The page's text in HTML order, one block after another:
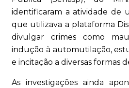
identificaram a atividade de
que utilizava a plataforma
divulgar crimes como
indução à automutilação,
e incitação a diversas formas
As investigações ainda